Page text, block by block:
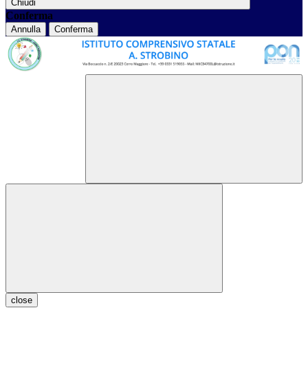
Chiudi
Conferma
Annulla Conferma
close